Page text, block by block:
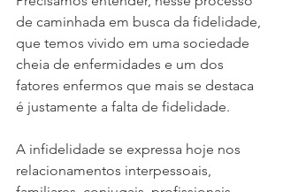
de caminhada em busca da fidelidade,
que temos vivido em uma sociedade
cheia de enfermidades e um dos
fatores enfermos que mais se destaca
é justamente a falta de fidelidade.
A infidelidade se expressa hoje nos
relacionamentos interpessoais,